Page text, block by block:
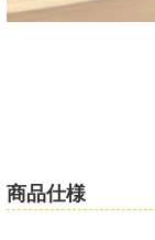
商品仕様